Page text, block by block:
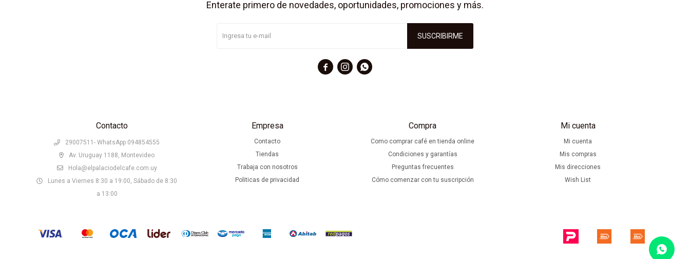
Contacto
29007511- WhatsApp 094854555
Av. Uruguay 1188, Montevideo
Hola@elpalaciodelcafe.com.uy
Lunes a Viernes 8:30 a 19:00, Sábado de 8:30
a 13:00
Empresa
Contacto
Tiendas
Trabaja con nosotros
Politicas de privacidad
Compra
Como comprar café en tienda online
Condiciones y garantías
Preguntas frecuentes
Cómo comenzar con tu suscripción
Mi cuenta
Mi cuenta
Mis compras
Mis direcciones
Wish List
Enterate primero de novedades, oportunidades, promociones y más.
SUSCRIBIRME
  